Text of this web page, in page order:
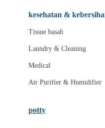
Mamaway
Maxi Cosi
Megabloks
Micro
MiDeer
kesehatan &
Tissue basah
Laundry & Cleaning
Medical
Air Purifier & Humidifier
potty